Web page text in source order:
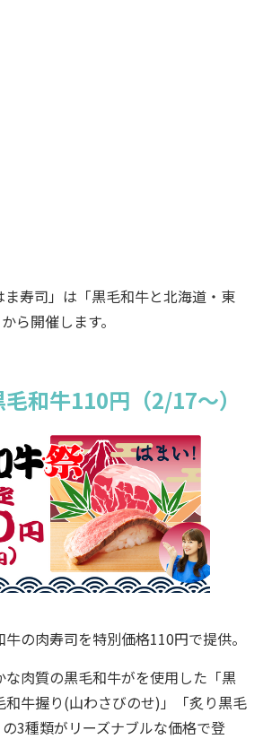
寿司」は「黒毛和牛と北海道・東
ら開催します。
和牛110円（2/17～）
の肉寿司を特別価格110円で提供。
肉質の黒毛和牛がを使用した「黒
和牛握り(山わさびのせ)」「炙り黒毛
3種類がリーズナブルな価格で登